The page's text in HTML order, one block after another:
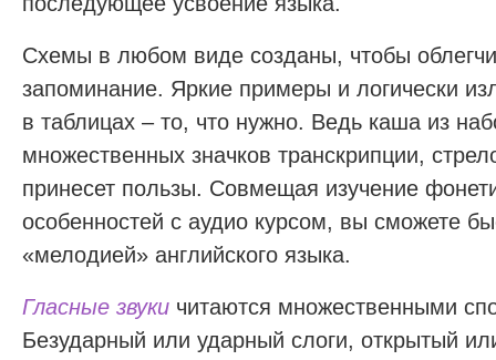
Схемы в любом виде созданы, чтобы
запоминание. Яркие примеры и логически
в таблицах – то, что нужно. Ведь каша из
множественных значков транскрипции,
принесет пользы. Совмещая изучение
особенностей с аудио курсом, вы сможете
«мелодией» английского языка.
Гласные звуки читаются множественными
Безударный или ударный слоги, открытый